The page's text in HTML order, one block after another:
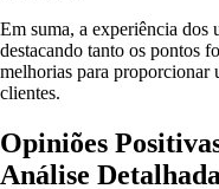
Em suma, a experiência dos
destacando tanto os pontos
melhorias para proporcionar
clientes.
Opiniões
Análise Detalhada